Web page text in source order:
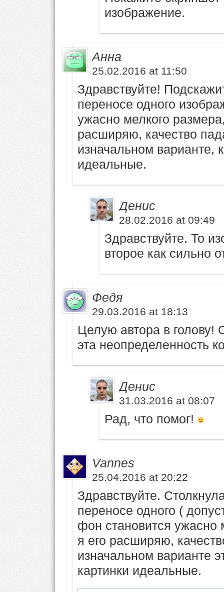
изображение.
Анна
25.02.2016 at 11:50
Здравствуйте!
переносе одного
ужасно мелкого
расширяю, качество
изначальном варианте,
идеальные.
Денис
28.02.2016 at 09:49
Здравствуйте. То
второе как сильно
Федя
29.03.2016 at 18:13
Целую автора в голову!
эта неопределенность
Денис
31.03.2016 at 08:07
Рад, что помог!
Vannes
25.04.2016 at 20:22
Здравствуйте.
переносе одного (
фон становится ужасно
я его расширяю,
изначальном варианте
картинки идеальные.